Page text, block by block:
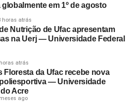
globalmente em 1º de agosto
horas atrás
Nutrição de Ufac apresentam
na Uerj — Universidade Federal
atrás
Floresta da Ufac recebe nova
— Universidade
Acre
ago